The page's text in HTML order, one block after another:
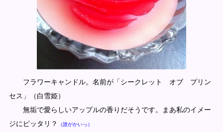
フラワーキャンドル。名前が「シークレット オブ プリン
セス」（白雪姫）
無垢で愛らしいアップルの香りだそうです。まあ私のイメー
ジにピッタリ？
（誰がかいっ）